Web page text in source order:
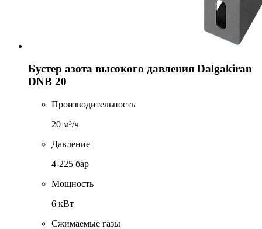
Бустер азота высокого давления Dalgakiran
DNB 20
Производительность
20 м³/ч
Давление
4-225 бар
Мощность
6 кВт
Сжимаемые газы